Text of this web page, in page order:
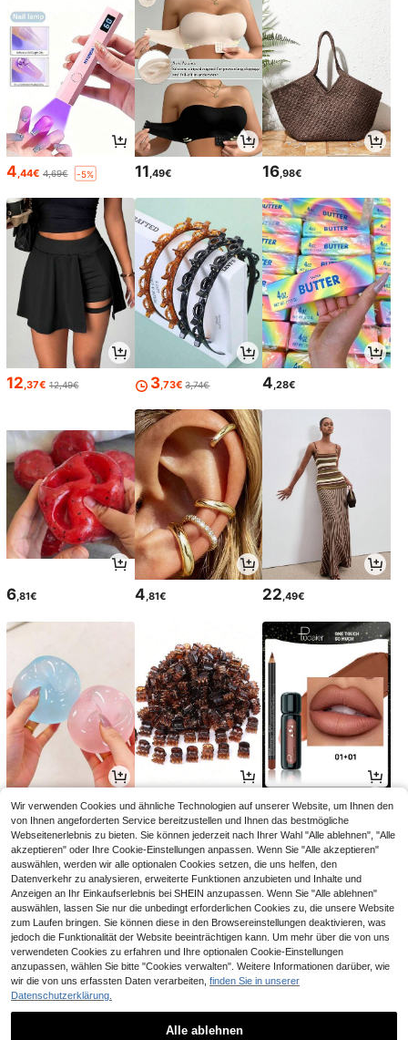
4,44€ 4,69€ -5% 11,49€ 16,98€
12,37€ 12,49€ 3,73€ 3,74€ 4,28€
6,81€ 4,81€ 22,49€
2,78€ 2,68€ 5,03€
2 11 6
Wir verwenden Cookies und ähnliche Technologien auf unserer Website, um Ihnen den
von Ihnen angeforderten Service bereitzustellen und Ihnen das bestmögliche
Webseitenerlebnis zu bieten. Sie können jederzeit nach Ihrer Wahl "Alle ablehnen", "Alle
akzeptieren" oder Ihre Cookie-Einstellungen anpassen. Wenn Sie "Alle akzeptieren"
auswählen, werden wir alle optionalen Cookies setzen, die uns helfen, den
Datenverkehr zu analysieren, erweiterte Funktionen anzubieten und Inhalte und
Anzeigen an Ihr Einkaufserlebnis bei SHEIN anzupassen. Wenn Sie "Alle ablehnen"
auswählen, lassen Sie nur die unbedingt erforderlichen Cookies zu, die unsere Website
zum Laufen bringen. Sie können diese in den Browsereinstellungen deaktivieren, was
jedoch die Funktionalität der Website beeinträchtigen kann. Um mehr über die von uns
verwendeten Cookies zu erfahren und Ihre optionalen Cookie-Einstellungen
anzupassen, wählen Sie bitte "Cookies verwalten". Weitere Informationen darüber, wie
wir die von uns erfassten Daten verarbeiten, finden Sie in unserer
Datenschutzerklärung.
Alle ablehnen